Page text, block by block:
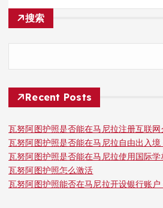
搜索
Recent Posts
瓦努阿图护照是否能在马尼拉注册互联网
瓦努阿图护照是否能在马尼拉自由出入境
瓦努阿图护照是否能在马尼拉使用国际学
瓦努阿图护照怎么激活
瓦努阿图护照能否在马尼拉开设银行账户